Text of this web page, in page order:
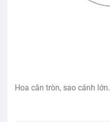
Hoa căn tròn, sao cánh lớn.